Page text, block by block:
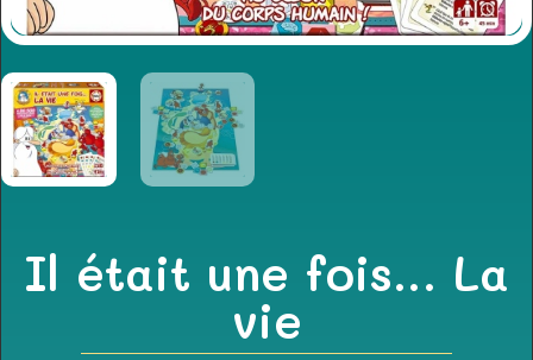
Il était une fois… La
vie